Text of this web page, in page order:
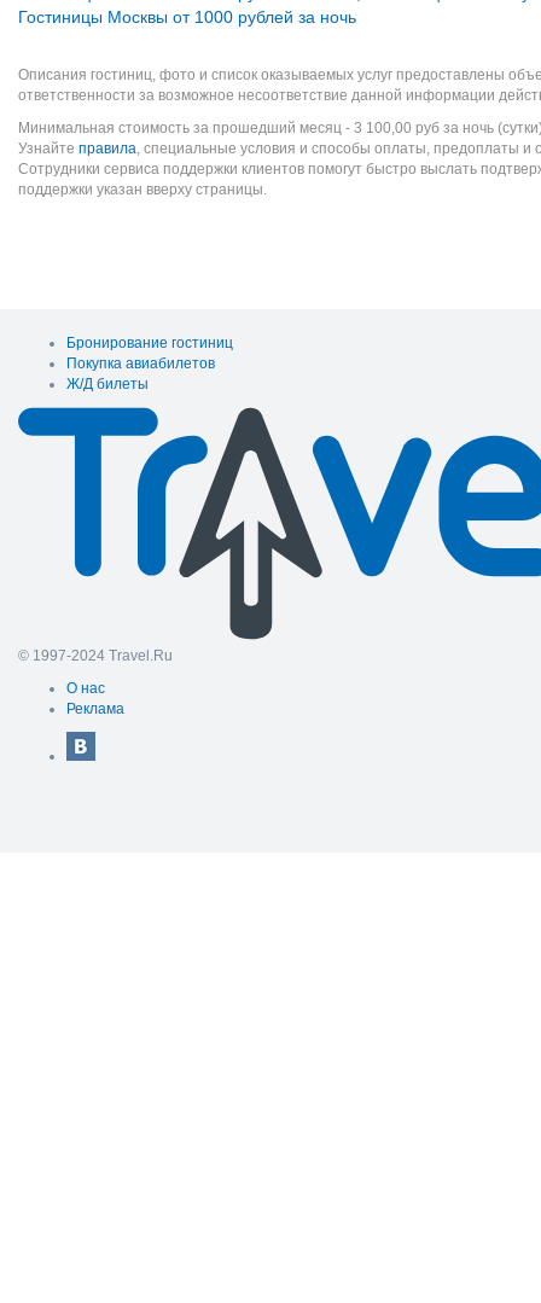
Гостиницы Москвы от 1000 рублей за ночь
Описания гостиниц, фото и список оказываемых услуг предоставлены
ответственности за возможное несоответствие данной информации
Минимальная стоимость за прошедший месяц - 3 100,00 руб за ночь
Узнайте правила, специальные условия и способы оплаты, предоплаты и
Сотрудники сервиса поддержки клиентов помогут быстро выслать
поддержки указан вверху страницы.
Бронирование гостиниц
Покупка авиабилетов
Ж/Д билеты
© 1997-2024 Travel.Ru
О нас
Реклама